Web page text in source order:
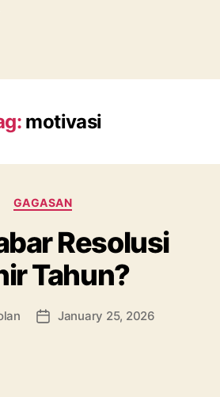
motivasi
Categories
GAGASAN
Resolusi
Tahun?
PostJanuary 25, 2026